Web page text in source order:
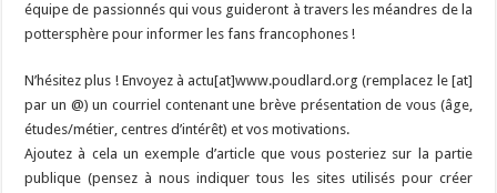
équipe de passionnés qui vous guideront à travers les méandres de la
pottersphère pour informer les fans francophones !
N’hésitez plus ! Envoyez à actu[at]www.poudlard.org (remplacez le [at]
par un @) un courriel contenant une brève présentation de vous (âge,
études/métier, centres d’intérêt) et vos motivations.
Ajoutez à cela un exemple d’article que vous posteriez sur la partie
publique (pensez à nous indiquer tous les sites utilisés pour créer